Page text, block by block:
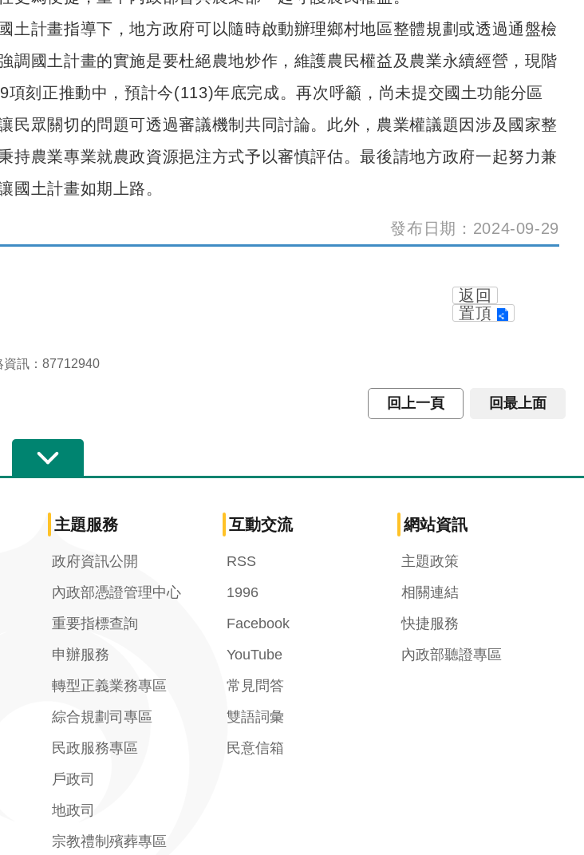
土計畫指導下，地方政府可以隨時啟動辦理鄉村地區整體規劃或透過通盤檢
調國土計畫的實施是要杜絕農地炒作，維護農民權益及農業永續經營，現階
項刻正推動中，預計今(113)年底完成。再次呼籲，尚未提交國土功能分區
民眾關切的問題可透過審議機制共同討論。此外，農業權議題因涉及國家整
持農業專業就農政資源挹注方式予以審慎評估。最後請地方政府一起努力兼
國土計畫如期上路。
發布日期：2024-09-29
返回
置頂
資訊：87712940
回上一頁 回最上面
主題服務
政府資訊公開
內政部憑證管理中心
重要指標查詢
申辦服務
轉型正義業務專區
綜合規劃司專區
民政服務專區
戶政司
地政司
宗教禮制殯葬專區
互動交流
RSS
1996
Facebook
YouTube
常見問答
雙語詞彙
民意信箱
網站資訊
主題政策
相關連結
快捷服務
內政部聽證專區